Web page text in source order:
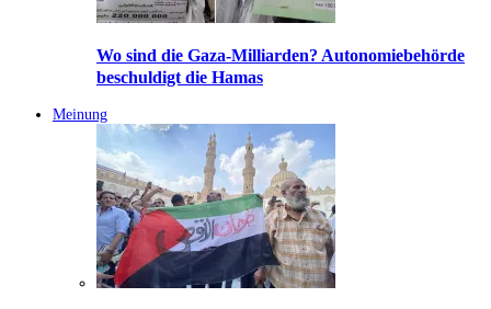
Wo sind die Gaza-Milliarden? Autonomiebehörde
beschuldigt die Hamas
Meinung